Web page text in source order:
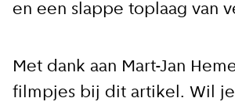
en een slappe toplaag van
Met dank aan Mart-Jan
filmpjes bij dit artikel. Wil